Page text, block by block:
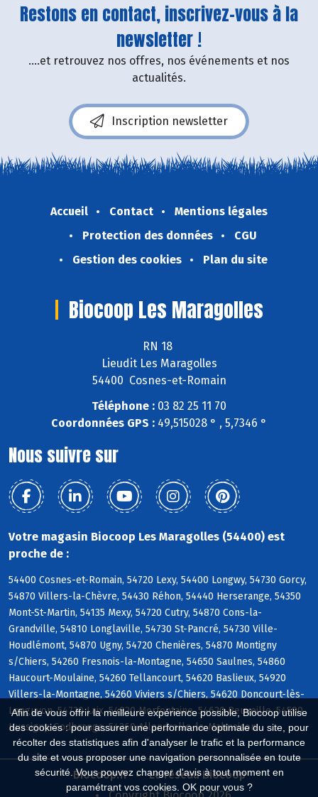
Afin de vous offrir la meilleure expérience possible, Biocoop utilise
des cookies : pour assurer une performance optimale du site, pour
récolter des statistiques afin d'analyser le trafic et la performance
du site et vous proposer une navigation personnalisée en toute
sécurité. Vous pouvez changer d'avis à tout moment en
paramétrant vos cookies. OK pour vous ?
Restons en contact, inscrivez-vous à la
newsletter !
....et retrouvez nos offres, nos événements et nos
actualités.
Inscription newsletter
Accueil Contact
Mentions légales
Protection des données
CGU
Gestion des cookies
Plan du site
Biocoop Les Maragolles
RN 18
Lieudit Les Maragolles
54400 Cosnes-et-Romain
Téléphone : 03 82 25 11 70
Coordonnées GPS : 49,515028 ° , 5,7346 °
Nous suivre sur
Votre magasin Biocoop Les Maragolles (54400) est
proche de :
54400 Cosnes-et-Romain, 54720 Lexy, 54400 Longwy, 54730 Gorcy,
54870 Villers-la-Chèvre, 54430 Réhon, 54440 Herserange, 54350
Mont-St-Martin, 54135 Mexy, 54720 Cutry, 54870 Cons-la-
Grandville, 54810 Longlaville, 54730 St-Pancré, 54730 Ville-
Houdlémont, 54870 Ugny, 54720 Chenières, 54870 Montigny
s/Chiers, 54260 Fresnois-la-Montagne, 54650 Saulnes, 54860
Haucourt-Moulaine, 54260 Tellancourt, 54620 Baslieux, 54920
Villers-la-Montagne, 54260 Viviers s/Chiers, 54620 Doncourt-lès-
Longuyon, 54720 Laix, 54920 Morfontaine, 54620 Beuveille, 54590
Hussigny-Godbrange, 54260 Allondrelle-la-Malmaison
Biocoop.fr
Le réseau Biocoop